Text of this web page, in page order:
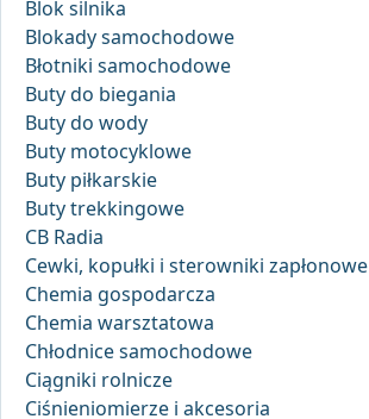
Blok silnika
Blokady samochodowe
Błotniki samochodowe
Buty do biegania
Buty do wody
Buty motocyklowe
Buty piłkarskie
Buty trekkingowe
CB Radia
Cewki, kopułki i sterowniki zapłonowe
Chemia gospodarcza
Chemia warsztatowa
Chłodnice samochodowe
Ciągniki rolnicze
Ciśnieniomierze i akcesoria